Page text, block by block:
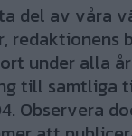
del av våra
under alla
till samtliga
Observera